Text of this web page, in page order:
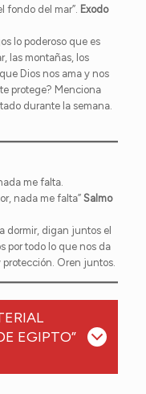
fondo del mar”. Exodo
lo poderoso que es
las montañas, los
Dios nos ama y nos
protege? Menciona
durante la semana.
me falta.
nada me falta”Salmo
dormir, digan juntos el
por todo lo que nos da
protección. Oren juntos.
EGIPTO”